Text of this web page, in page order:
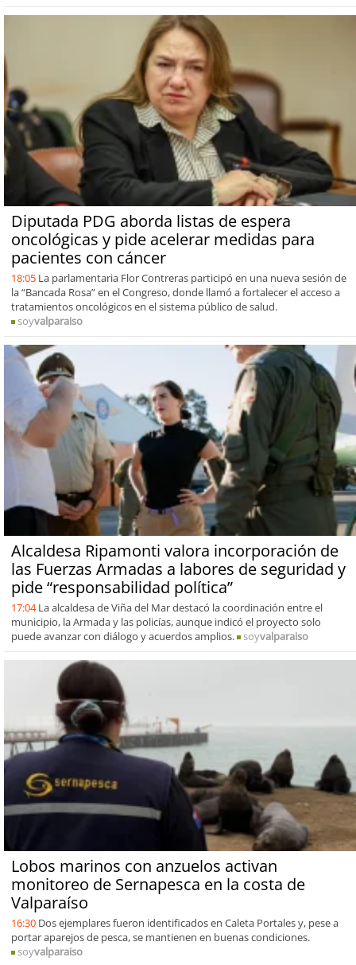
Diputada PDG aborda listas de espera
oncológicas y pide acelerar medidas para
pacientes con cáncer
18:05 La parlamentaria Flor Contreras participó en una nueva sesión de
la “Bancada Rosa” en el Congreso, donde llamó a fortalecer el acceso a
tratamientos oncológicos en el sistema público de salud.
soyvalparaiso
Alcaldesa Ripamonti valora incorporación de
las Fuerzas Armadas a labores de seguridad y
pide “responsabilidad política”
17:04 La alcaldesa de Viña del Mar destacó la coordinación entre el
municipio, la Armada y las policías, aunque indicó el proyecto solo
puede avanzar con diálogo y acuerdos amplios.
soyvalparaiso
Lobos marinos con anzuelos activan
monitoreo de Sernapesca en la costa de
Valparaíso
16:30 Dos ejemplares fueron identificados en Caleta Portales y, pese a
portar aparejos de pesca, se mantienen en buenas condiciones.
soyvalparaiso